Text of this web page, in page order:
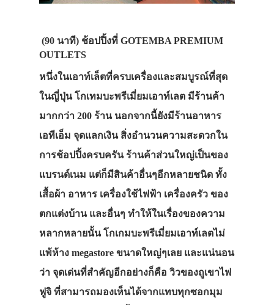
(90 นาที) ช้อปปิ้งที่ GOTEMBA PREMIUM
OUTLETS
หนึ่งในเอาท์เล็ตที่ครบเครื่องและสมบูรณ์ที่สุด
ในญี่ปุ่น โกเทมบะพรีเมี่ยมเอาท์เลต มีร้านค้า
มากกว่า 200 ร้าน นอกจากนี้ยังมีร้านอาหาร
เอทีเอ็ม จุดแลกเงิน สิ่งอำนวนความสะดวกใน
การช้อปปิ้งครบครัน ร้านค้าส่วนใหญ่เป็นของ
แบรนด์เนม แต่ก็มีสินค้าอื่นๆอีกหลายชนิด ทั้ง
เสื้อผ้า อาหาร เครื่องใช้ไฟฟ้า เครื่องครัว ของ
ตกแต่งบ้าน และอื่นๆ ทำให้ในเรื่องของความ
หลากหลายนั้น โกเกมบะพรีเมี่ยมเอาท์เลตไม่
แพ้ห้าง megastore ขนาดใหญ่ๆเลย และแน่นอน
ว่า จุดเด่นที่สำคัญอีกอย่างก็คือ วิวของถูเขาไฟ
ฟูจิ ที่สามารถมองเห็นได้จากแทบทุกซอกมุม